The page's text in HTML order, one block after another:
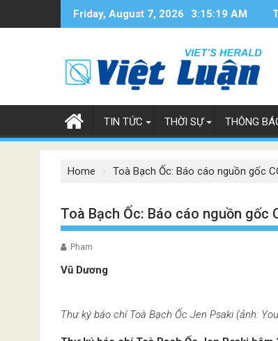
Friday, August 7, 2026 3:15:19 AM
TIN TỨC THỜI SỰ THÔNG
Home Toà Bạch Ốc: Báo cáo nguồn gốc
Toà Bạch Ốc: Báo cáo nguồn gốc
Pham
Vũ Dương
Thư ký báo chí Toà Bạch Ốc Jen Psaki (ảnh: